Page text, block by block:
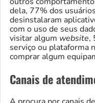
dela, 77% dos
desinstalaram
com o uso de seus
visitar algum website,
serviço ou plataforma
comprar algum
Canais de